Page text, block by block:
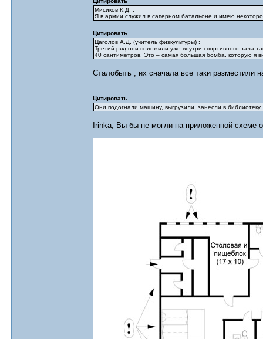
Мисиков К.Д. :
Я в армии служил в саперном батальоне и имею
Цитировать
Цаголов А.Д. (учитель физкультуры) :
Третий ряд они положили уже внутри спортивного зала
40 сантиметров. Это – самая большая бомба, которую я
Сталобыть , их сначала все таки разместили
Цитировать
Они подогнали машину, выгрузили, занесли в
Irinka, Вы бы не могли на приложенной схеме